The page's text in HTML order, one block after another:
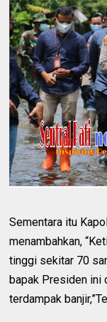
Sementara itu
menambahkan,
tinggi sekitar 70
bapak Presiden ini
terdampak